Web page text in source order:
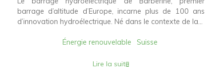
barrage d’altitude d’Europe, incarne plus de 100 ans
d’innovation hydroélectrique. Né dans le contexte de la...
Énergie renouvelable Suisse
Lire la suite